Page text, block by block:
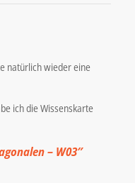
natürlich wieder eine
ich die Wissenskarte
– W03″